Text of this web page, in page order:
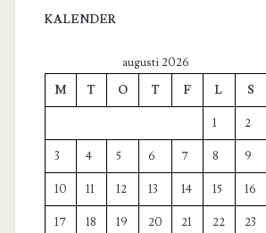
KALENDER
augusti 2026
M
T O T F L S
1 2
3 4 5 6 7 8 9
10 11 12 13 14 15 16
17 18 19 20 21 22 23